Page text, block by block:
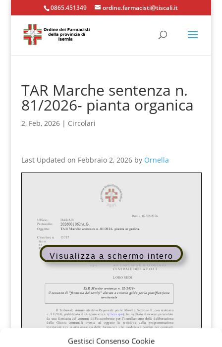
Gestisci Consenso Cookie
0865.451349 ordine.farmacisti@tiscali.it
TAR Marche sentenza n.
81/2026- pianta organica
2, Feb, 2026| Circolari
Last Updated on Febbraio 2, 2026 by Ornella
Visualizza a schermo intero